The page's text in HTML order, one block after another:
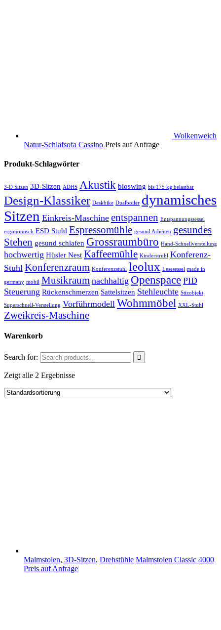
Wolkenweich
Natur-Schlafsofa Cassino Preis auf Anfrage
Produkt-Schlagwörter
3-D Sitzen 3D-Sitzen ADHS Akustik bioswing bis 175 kg belastbar
Design-Klassiker Deskbike Dualboiler dynamisches
Sitzen Einkreis-Maschine entspannen Entspannungssessel
ergonomisch ESD Stuhl Espressomühle gesund Arbeiten gesundes
Stehen gesund schlafen Grossraumbüro Hand-Schnellverstellung
hochwertig Hüsler Nest Kaffeemühle Kinderstruhl Konferenz-
Stuhl Konferenzraum Konferenzstuhl leolux Lesesessel made in
germany mobil Musikraum nachhaltig Openspace PID
Steuerung Rückenschmerzen Sattelsitzen Stehleuchte Stizobjekt
Superschnell-Verstellung Vorführmodell Wohmmöbel XXL-Stuhl
Zweikreis-Maschine
Warenkorb
Search for:
Zeigt alle 2 Ergebnisse
Malmstolen, 3D-Sitzen, Drehstühle Malmstolen Classic 4000
Preis auf Anfrage